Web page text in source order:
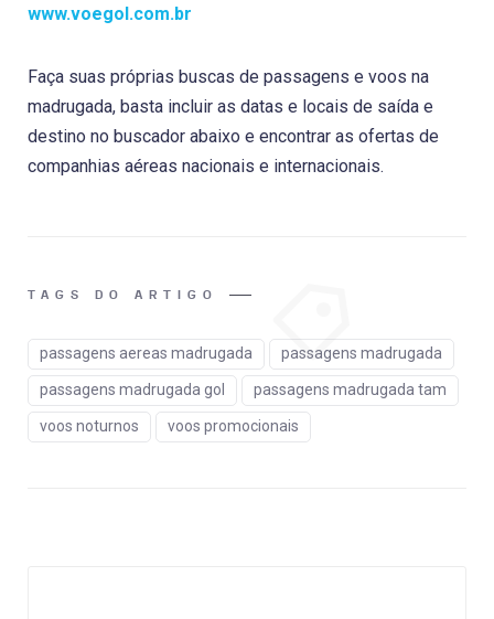
www.voegol.com.br
Faça suas próprias buscas de passagens e voos na
madrugada, basta incluir as datas e locais de saída e
destino no buscador abaixo e encontrar as ofertas de
companhias aéreas nacionais e internacionais.
TAGS DO ARTIGO
passagens aereas madrugada passagens madrugada
passagens madrugada gol passagens madrugada tam
voos noturnos voos promocionais